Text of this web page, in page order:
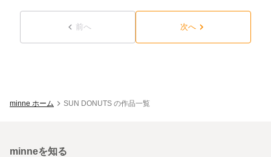
前へ 次へ
minne ホーム SUN DONUTS の作品一覧
minneを知る